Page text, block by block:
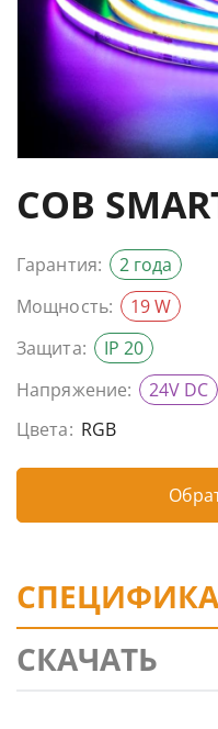
COB
Гарантия:
2 года
Мощность:
19 W
Защита:
IP 20
Напряжение:
24V DC
Цвета: RGB
СКАЧАТЬ